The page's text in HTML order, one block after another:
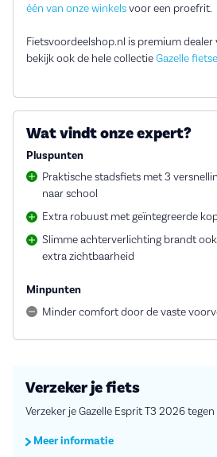
één van onze winkelsvoor een proefrit.
Fietsvoordeelshop.nl is premium dealer
bekijk ook de hele collectieGazelle
Wat vindt onze expert?
Pluspunten
Praktische stadsfiets met 3
naar school
Extra robuust met geïntegreerde
Slimme achterverlichting brandt
extra zichtbaarheid
Minpunten
Minder comfort door de vaste
Verzeker je fiets
Verzeker je Gazelle Esprit T3 2026
Meer informatie